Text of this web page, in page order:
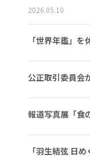
2026.05.10
「世界年鑑」
公正取引委員会
報道写真展「食
「羽生結弦 日